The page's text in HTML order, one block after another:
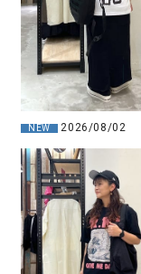
NEW 2026/08/02